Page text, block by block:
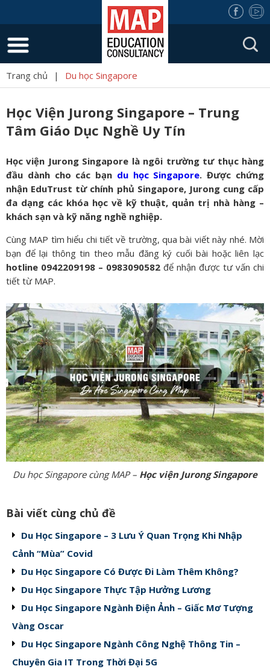
Trang chủ | Du học Singapore
Học Viện Jurong Singapore – Trung
Tâm Giáo Dục Nghề Uy Tín
Học viện Jurong Singapore là ngôi trường tư thục hàng
đầu dành cho các bạn du học Singapore. Được chứng
nhận EduTrust từ chính phủ Singapore, Jurong cung cấp
đa dạng các khóa học về kỹ thuật, quản trị nhà hàng –
khách sạn và kỹ năng nghề nghiệp.
Cùng MAP tìm hiểu chi tiết về trường, qua bài viết này nhé. Mời
bạn để lại thông tin theo mẫu đăng ký cuối bài hoặc liên lạc
hotline 0942209198 – 0983090582 để nhận được tư vấn chi
tiết từ MAP.
Du học Singapore cùng MAP – Học viện Jurong Singapore
Bài viết cùng chủ đề
Du Học Singapore – 3 Lưu Ý Quan Trọng Khi Nhập
Cảnh “Mùa” Covid
Du Học Singapore Có Được Đi Làm Thêm Không?
Du Học Singapore Thực Tập Hưởng Lương
Du Học Singapore Ngành Điện Ảnh – Giấc Mơ Tượng
Vàng Oscar
Du Học Singapore Ngành Công Nghệ Thông Tin –
Chuyên Gia IT Trong Thời Đại 5G